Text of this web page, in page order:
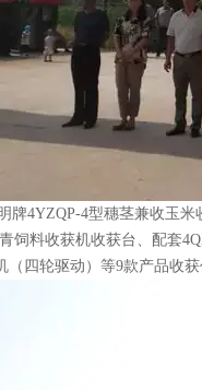
4YZQP-4型穗茎兼收玉米
饲料收获机收获台、配套
四轮驱动）等9款产品收获